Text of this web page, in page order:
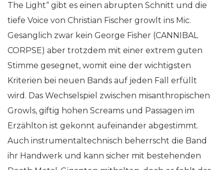
The Light“ gibt es einen abrupten Schnitt und die
tiefe Voice von Christian Fischer growlt ins Mic.
Gesanglich zwar kein George Fisher (CANNIBAL
CORPSE) aber trotzdem mit einer extrem guten
Stimme gesegnet, womit eine der wichtigsten
Kriterien bei neuen Bands auf jeden Fall erfüllt
wird. Das Wechselspiel zwischen misanthropischen
Growls, giftig hohen Screams und Passagen im
Erzählton ist gekonnt aufeinander abgestimmt.
Auch instrumentaltechnisch beherrscht die Band
ihr Handwerk und kann sicher mit bestehenden